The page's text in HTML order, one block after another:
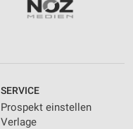
SERVICE
Prospekt einstellen
Verlage